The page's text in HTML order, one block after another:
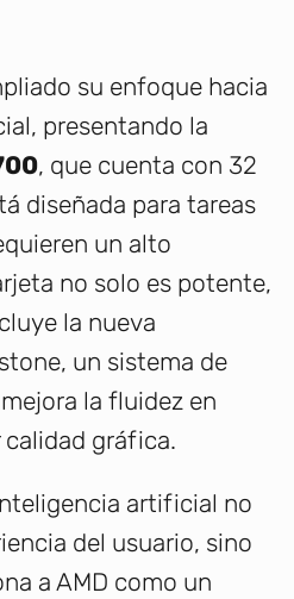
su enfoque hacia
presentando la
, que cuenta con 32
diseñada para tareas
un alto
no solo es potente,
la nueva
un sistema de
la fluidez en
gráfica.
artificial no
del usuario, sino
a AMD como un